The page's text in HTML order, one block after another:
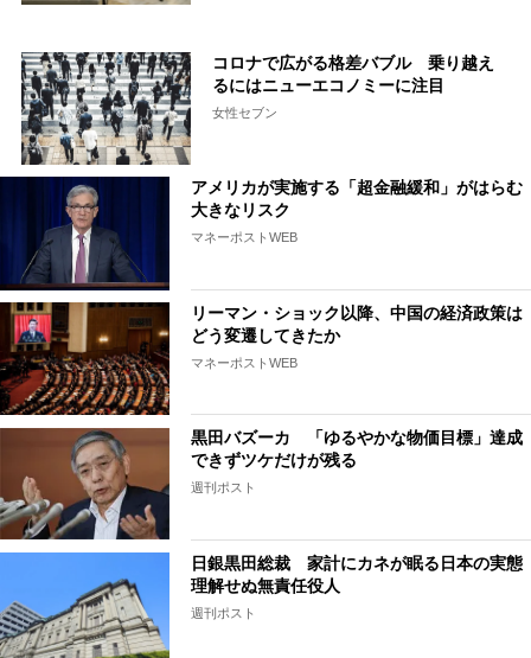
コロナで広がる格差バブル 乗り越え
るにはニューエコノミーに注目
女性セブン
アメリカが実施する「超金融緩和」がはらむ
大きなリスク
マネーポストWEB
リーマン・ショック以降、中国の経済政策は
どう変遷してきたか
マネーポストWEB
黒田バズーカ 「ゆるやかな物価目標」達成
できずツケだけが残る
週刊ポスト
日銀黒田総裁 家計にカネが眠る日本の実態
理解せぬ無責任役人
週刊ポスト